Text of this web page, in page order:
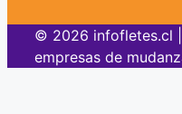
© 2026 infofletes.cl
empresas de